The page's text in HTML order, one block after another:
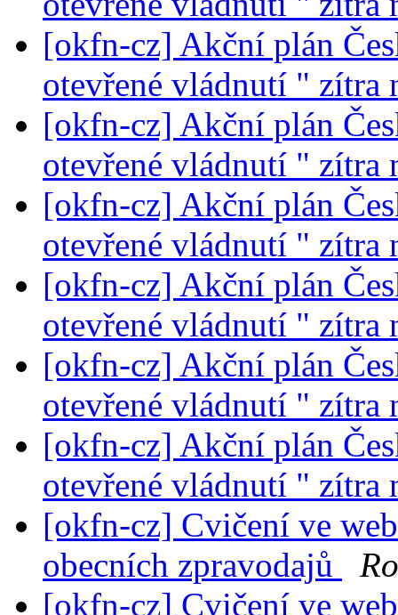
[okfn-cz] Akční plán
otevřené vládnutí " zítra
[okfn-cz] Akční plán
otevřené vládnutí " zítra
[okfn-cz] Akční plán
otevřené vládnutí " zítra
[okfn-cz] Akční plán
otevřené vládnutí " zítra
[okfn-cz] Akční plán
otevřené vládnutí " zítra
[okfn-cz] Akční plán
otevřené vládnutí " zítra
[okfn-cz] Cvičení ve
obecních zpravodajů
[okfn-cz] Cvičení ve